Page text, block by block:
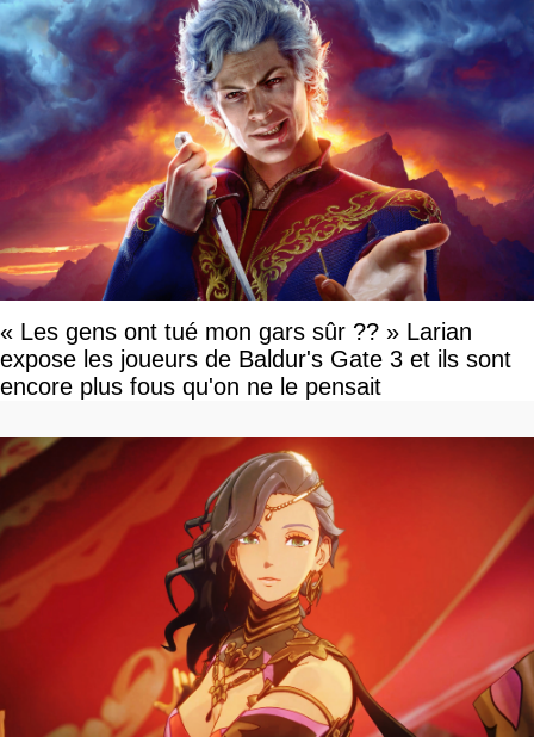
« Les gens ont tué mon gars sûr ?? » Larian
expose les joueurs de Baldur's Gate 3 et ils sont
encore plus fous qu'on ne le pensait